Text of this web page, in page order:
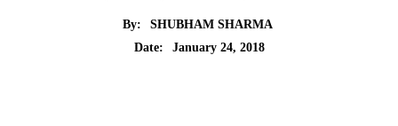
By:
SHUBHAM SHARMA
Date:
January 24, 2018